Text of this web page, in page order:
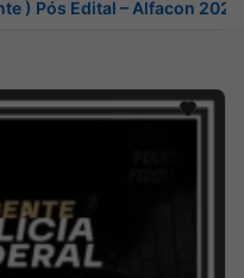
) Pós Edital – Alfacon 2025